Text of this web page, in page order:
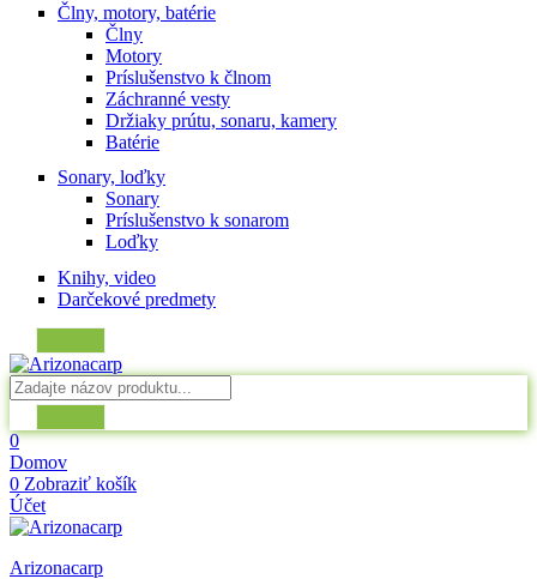
Člny, motory, batérie
Člny
Motory
Príslušenstvo k člnom
Záchranné vesty
Držiaky prútu, sonaru, kamery
Batérie
Sonary, loďky
Sonary
Príslušenstvo k sonarom
Loďky
Knihy, video
Darčekové predmety
0
Domov
0 Zobraziť košík
Účet
Arizonacarp